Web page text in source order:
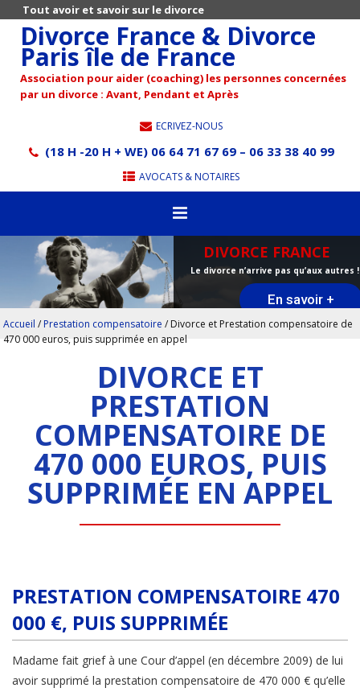
Tout avoir et savoir sur le divorce
Divorce France & Divorce
Paris île de France
Association pour aider (coaching) les personnes concernées
par un divorce : Avant, Pendant et Après
ECRIVEZ-NOUS
(18 H -20 H + WE) 06 64 71 67 69 – 06 33 38 40 99
AVOCATS & NOTAIRES
DIVORCE FRANCE
Le divorce n’arrive pas qu’aux autres !
En savoir +
Accueil / Prestation compensatoire / Divorce et Prestation compensatoire de
470 000 euros, puis supprimée en appel
DIVORCE ET
PRESTATION
COMPENSATOIRE DE
470 000 EUROS, PUIS
SUPPRIMÉE EN APPEL
PRESTATION COMPENSATOIRE 470
000 €, PUIS SUPPRIMÉE
Madame fait grief à une Cour d’appel (en décembre 2009) de lui
avoir supprimé la prestation compensatoire de 470 000 € qu’elle